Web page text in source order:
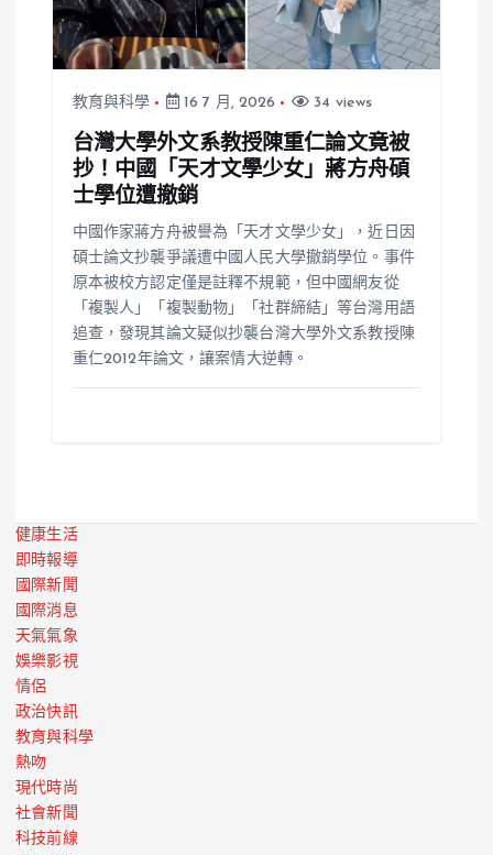
教育與科學 16 7 月, 2026 34 views
台灣大學外文系教授陳重仁論文竟被
抄！中國「天才文學少女」蔣方舟碩
士學位遭撤銷
中國作家蔣方舟被譽為「天才文學少女」，近日因
碩士論文抄襲爭議遭中國人民大學撤銷學位。事件
原本被校方認定僅是註釋不規範，但中國網友從
「複製人」「複製動物」「社群締結」等台灣用語
追查，發現其論文疑似抄襲台灣大學外文系教授陳
重仁2012年論文，讓案情大逆轉。
健康生活
即時報導
國際新聞
國際消息
天氣氣象
娛樂影視
情侶
政治快訊
教育與科學
熱吻
現代時尚
社會新聞
科技前線